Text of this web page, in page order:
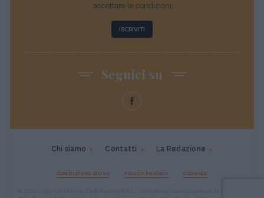
accettare le condizioni
ISCRIVITI
Seguici su
Chi siamo Contatti La Redazione
CONDIZIONI D'USO POLICY PRIVACY COOKIES